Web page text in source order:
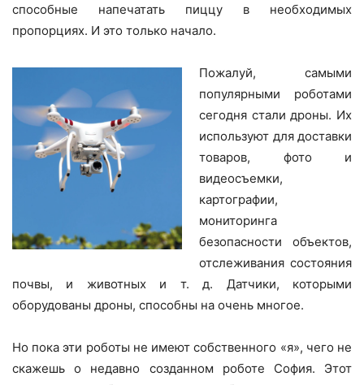
способные напечатать пиццу в необходимых
пропорциях. И это только начало.
Пожалуй, самыми
популярными роботами
сегодня стали дроны. Их
используют для доставки
товаров, фото и
видеосъемки,
картографии,
мониторинга
безопасности объектов,
отслеживания состояния
почвы, и животных и т. д. Датчики, которыми
оборудованы дроны, способны на очень многое.
Но пока эти роботы не имеют собственного «я», чего не
скажешь о недавно созданном роботе София. Этот